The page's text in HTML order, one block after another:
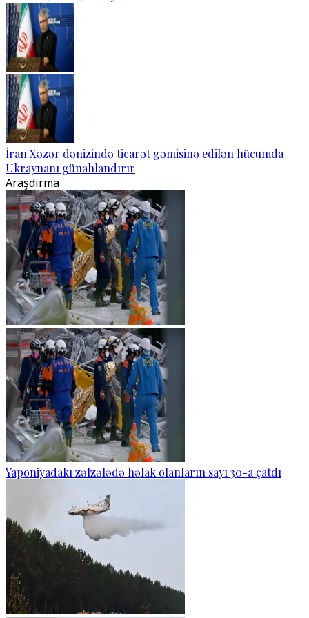
İran Xəzər dənizində ticarət gəmisinə edilən hücumda
Ukraynanı günahlandırır
Araşdırma
Yaponiyadakı zəlzələdə həlak olanların sayı 30-a çatdı